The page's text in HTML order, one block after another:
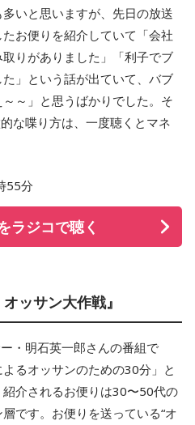
いと思いますが、先日の放送
お便りを紹介していて「会社
りがありました」「利子でブ
」という話が出ていて、バブ
～」と思うばかりでした。そ
な喋り方は、一度聴くとマネ
55分
ラジコで聴く
ッサン大作戦』
・明石英一郎さんの番組で
るオッサンのための30分」と
介されるお便りは30〜50代の
です。お便りを送っている“オ